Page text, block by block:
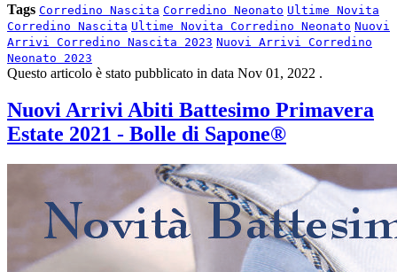
Tags Corredino Nascita Corredino Neonato Ultime Novita
Corredino Nascita Ultime Novita Corredino Neonato Nuovi
Arrivi Corredino Nascita 2023 Nuovi Arrivi Corredino
Neonato 2023
Questo articolo è stato pubblicato in data Nov 01, 2022 .
Nuovi Arrivi Abiti Battesimo Primavera
Estate 2021 - Bolle di Sapone®